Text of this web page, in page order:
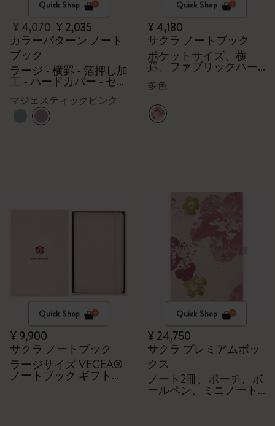
Quick Shop
¥ 4,070¥ 2,035
カラーパターン ノート
ブック
ラージ - 横罫 - 箔押し加
工 - ハードカバー - セー
マジェスティックピンク
Quick Shop
¥ 4,180
サクラ ノートブック
ポケットサイズ、横
罫、ファブリックハー
ドカバー、ギフトボッ
クス入り
多色
Quick Shop
¥ 9,900
サクラ ノートブック
ラージサイズ VEGEA®
ノートブック ギフトボ
Quick Shop
¥ 24,750
サクラ プレミアムボッ
クス
ノート2冊、ポーチ、ボ
ールペン、ミニノート